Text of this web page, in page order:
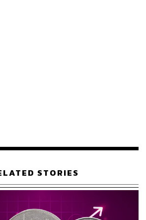
งของดัชนีราคาผู้ผลิต ตั้งแต่ม.ค. 2561-
ำหรับแนวโน้มดัชนีราคาผู้ผลิต เดือน
วโน้มขยายตัวต่อ แต่ในอัตราที่ชะลอ
โดยรวมยังคงอยู่ในระดับสูง โดยมีแรง
STORIES